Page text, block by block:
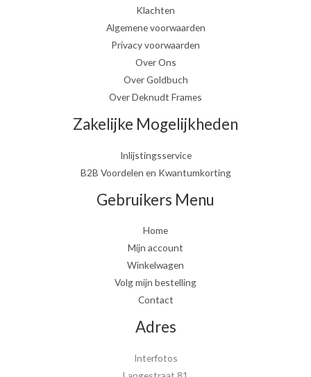
Klachten
Algemene voorwaarden
Privacy voorwaarden
Over Ons
Over Goldbuch
Over Deknudt Frames
Zakelijke Mogelijkheden
Inlijstingsservice
B2B Voordelen en Kwantumkorting
Gebruikers Menu
Home
Mijn account
Winkelwagen
Volg mijn bestelling
Contact
Adres
Interfotos